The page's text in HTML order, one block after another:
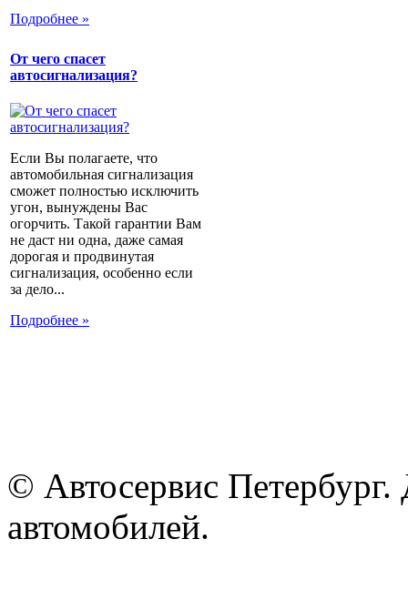
Подробнее »
От чего спасет
автосигнализация?
Если Вы полагаете, что
автомобильная сигнализация
сможет полностью исключить
угон, вынуждены Вас
огорчить. Такой гарантии Вам
не даст ни одна, даже самая
дорогая и продвинутая
сигнализация, особенно если
за дело...
Подробнее »
© Автосервис
автомобилей.